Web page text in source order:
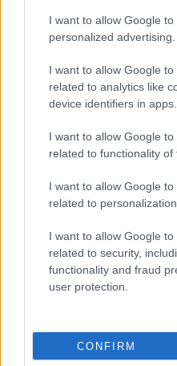
I want to allow Google to
personalized advertising.
I want to allow Google
related to analytics like
device identifiers in apps.
I want to allow Google
related to functionality of
I want to allow Google
related to personalization.
I want to allow Google
related to security,
functionality and fraud
user protection.
CONFIRM
Αθλητισμός| 09.03.2019
Στέφανος
Ηττα σοκ του
ATP 1000 του Ιντι
τον αποκλεισμό του
ΑΛΛΑ #TAGS
Στέφανος
Σπορ
ATP